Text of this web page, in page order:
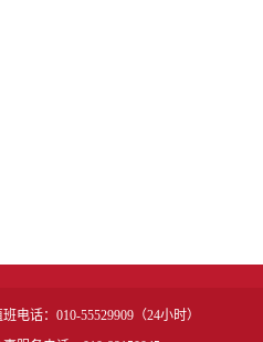
电话：010-55529909（24小时）